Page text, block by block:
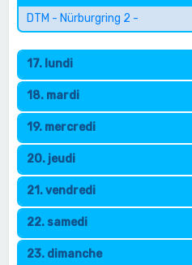
DTM - Nürburgring 2 -
17. lundi
18. mardi
19. mercredi
20. jeudi
21. vendredi
22. samedi
23. dimanche